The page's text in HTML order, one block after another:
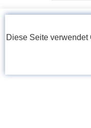
Diese Seite